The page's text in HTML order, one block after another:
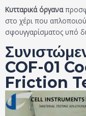
Κυτταρικά όργανα
στο χέρι που
σφουγγαρίσματος υπό
COF-01
Friction